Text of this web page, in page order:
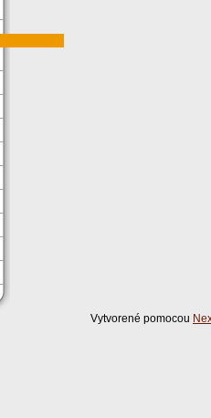
Vytvorené pomocou